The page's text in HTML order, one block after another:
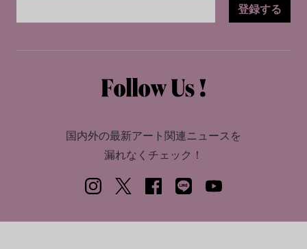
登録する
国内外の最新アート関連ニュースを
漏れなくチェック！